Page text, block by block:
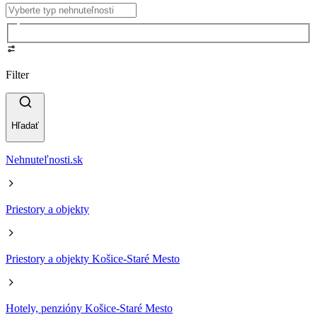
Filter
Hľadať
Nehnuteľnosti.sk
Priestory a objekty
Priestory a objekty Košice-Staré Mesto
Hotely, penzióny Košice-Staré Mesto